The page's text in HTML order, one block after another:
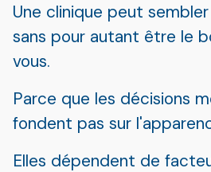
Une clinique peut
sans pour autant être le
vous.
Parce que les décisions
fondent pas sur
Elles dépendent de